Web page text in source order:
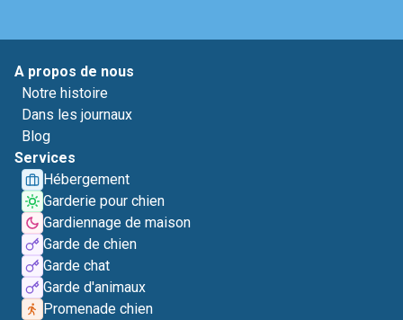
A propos de nous
Notre histoire
Dans les journaux
Blog
Services
Hébergement
Garderie pour chien
Gardiennage de maison
Garde de chien
Garde chat
Garde d'animaux
Promenade chien